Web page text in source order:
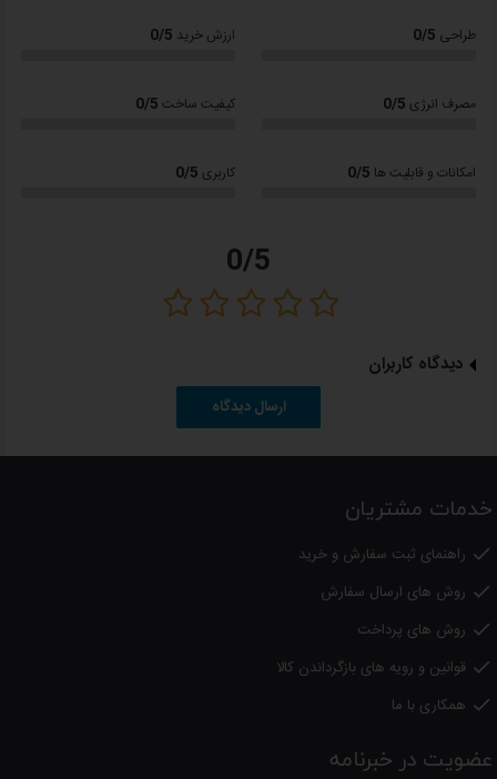
برای استفاده در محیط‌های صنعتی،
طراحی 0/5 ارزش خرید 0/5
مصرف انرژی 0/5 کیفیت ساخت 0/5
امکانات و قابلیت ها 0/5 کاربری 0/5
0/5
دیدگاه کاربران
ارسال دیدگاه
خدمات مشتریان
 راهنمای ثبت سفارش و خرید
 روش های ارسال سفارش
 روش های پرداخت
 قوانین و رویه های بازگرداندن کالا
 همکاری با ما
عضویت در خبرنامه